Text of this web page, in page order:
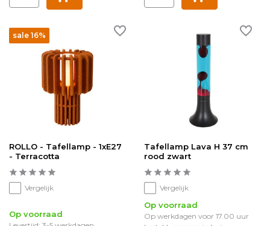
sale 16%
ROLLO - Tafellamp - 1xE27
- Terracotta
Vergelijk
Op voorraad
Tafellamp Lava H 37 cm
rood zwart
Vergelijk
Op voorraad
Op werkdagen voor 17.00 uur